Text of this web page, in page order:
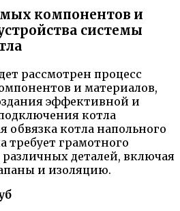
компонентов и
системы
рассмотрен процесс
и материалов,
эффективной и
котла
обвязка котла напольного
требует грамотного
деталей, включая
и изоляцию.